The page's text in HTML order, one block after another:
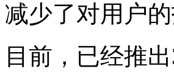
减少了对用户
目前，已经推